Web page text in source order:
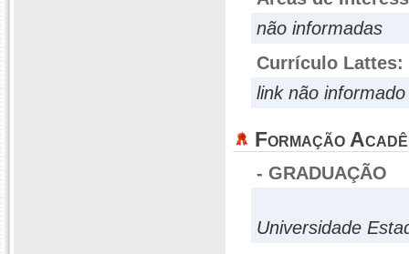
não informadas
Currículo Lattes:
link não informado
Formação
- GRADUAÇÃO
Universidade